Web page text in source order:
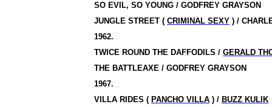
SO EVIL, SO YOUNG / GODFREY GRAYSON
JUNGLE STREET (CRIMINAL SEXY ) /
1962.
TWICE ROUND THE DAFFODILS /GERALD
THE BATTLEAXE / GODFREY GRAYSON
1967.
VILLA RIDES ( PANCHO VILLA ) / BUZZ KULIK